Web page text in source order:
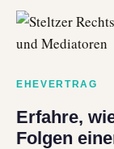
EHEVERTRAG
Erfahre,
Folgen